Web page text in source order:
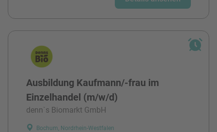
Ausbildung Kaufmann/-frau im
Einzelhandel (m/w/d)
denn`s Biomarkt GmbH
Bochum, Nordrhein-Westfalen